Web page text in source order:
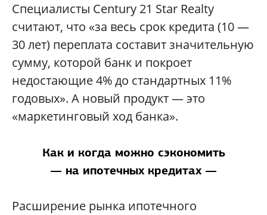
Специалисты Century 21 Star Realty
считают, что «за весь срок кредита (10 —
30 лет) переплата составит значительную
сумму, которой банк и покроет
недостающие 4% до стандартных 11%
годовых». А новый продукт — это
«маркетинговый ход банка».
Как и когда можно сэкономить
— на ипотечных кредитах —
Расширение рынка ипотечного